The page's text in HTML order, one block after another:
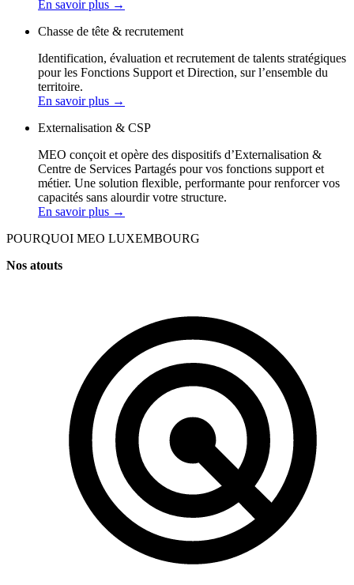
En savoir plus →
Chasse de tête & recrutement
Identification, évaluation et recrutement de talents stratégiques
pour les Fonctions Support et Direction, sur l’ensemble du
territoire.
En savoir plus →
Externalisation & CSP
MEO conçoit et opère des dispositifs d’Externalisation &
Centre de Services Partagés pour vos fonctions support et
métier. Une solution flexible, performante pour renforcer vos
capacités sans alourdir votre structure.
En savoir plus →
POURQUOI MEO LUXEMBOURG
Nos atouts